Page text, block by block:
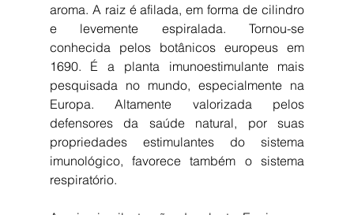
aroma. A raiz é afilada, em forma de cilindro
e levemente espiralada. Tornou-se
conhecida pelos botânicos europeus em
1690. É a planta imunoestimulante mais
pesquisada no mundo, especialmente na
Europa. Altamente valorizada pelos
defensores da saúde natural, por suas
propriedades estimulantes do sistema
imunológico, favorece também o sistema
respiratório.